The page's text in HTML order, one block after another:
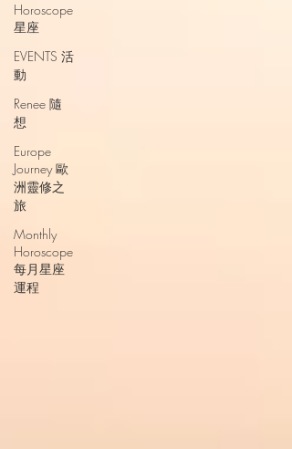
Horoscope
星座
EVENTS 活
動
Renee 隨
想
Europe
Journey 歐
洲靈修之
旅
Monthly
Horoscope
每月星座
運程